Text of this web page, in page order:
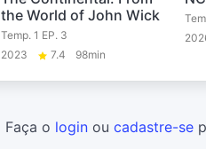
the World of John Wick
Temp. 1 EP. 3
2023
7.4 98min
Faça o login ou cadastre-se